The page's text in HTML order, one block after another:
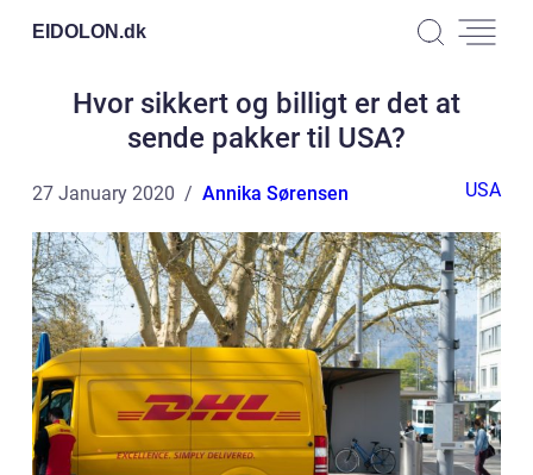
EIDOLON.dk
Hvor sikkert og billigt er det at
sende pakker til USA?
27 January 2020 Annika Sørensen USA